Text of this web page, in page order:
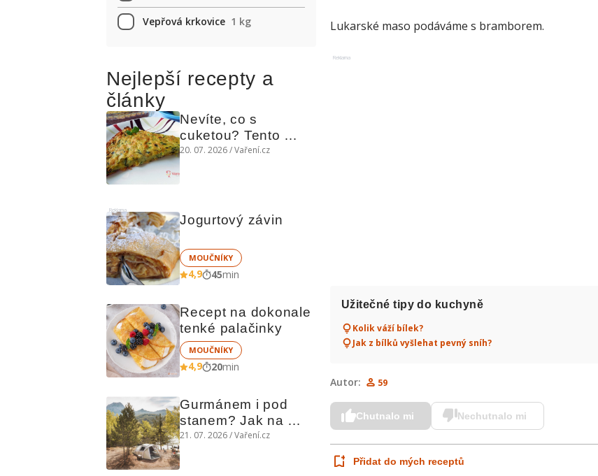
Vepřová krkovice 1 kg
Nejlepší recepty a
články
Nevíte, co s
cuketou? Tento
levný slaný koláč
20. 07. 2026 / Vaření.cz
Reklama
Jogurtový závin
MOUČNÍKY
4,9 45min
Recept na dokonale
tenké palačinky
MOUČNÍKY
4,9 20min
Gurmánem i pod
stanem? Jak na
polní kuchyni a na
21. 07. 2026 / Vaření.cz
Lukarské maso podáváme s bramborem.
Reklama
Užitečné tipy do kuchyně
Kolik váží bílek?
Jak z bílků vyšlehat pevný sníh?
Autor: 59
Chutnalo mi Nechutnalo mi
Přidat do mých receptů